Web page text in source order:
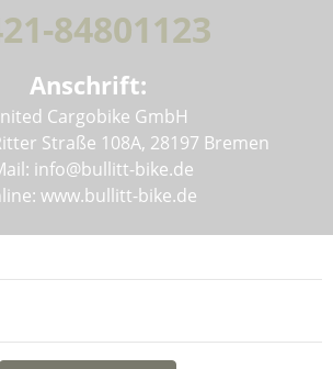
84801123
Anschrift:
Cargobike GmbH
Straße 108A, 28197 Bremen
info@bullitt-bike.de
www.bullitt-bike.de